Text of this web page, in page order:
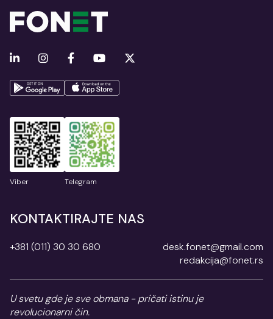
Viber Telegram
KONTAKTIRAJTE NAS
+381 (011) 30 30 680
desk.fonet@gmail.com
redakcija@fonet.rs
U svetu gde je sve obmana - pričati istinu je
revolucionarni čin.